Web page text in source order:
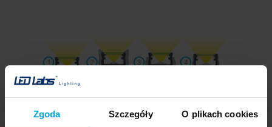
Zgoda Szczegóły O plikach cookies